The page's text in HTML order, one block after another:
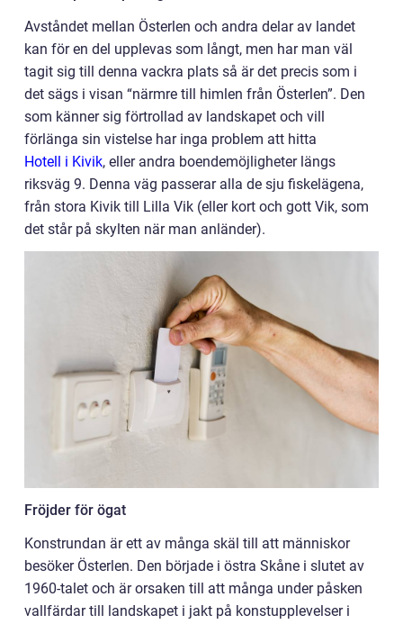
Avståndet mellan Österlen och andra delar av landet
kan för en del upplevas som långt, men har man väl
tagit sig till denna vackra plats så är det precis som i
det sägs i visan “närmre till himlen från Österlen”. Den
som känner sig förtrollad av landskapet och vill
förlänga sin vistelse har inga problem att hitta
Hotell i Kivik, eller andra boendemöjligheter längs
riksväg 9. Denna väg passerar alla de sju fiskelägena,
från stora Kivik till Lilla Vik (eller kort och gott Vik, som
det står på skylten när man anländer).
Fröjder för ögat
Konstrundan är ett av många skäl till att människor
besöker Österlen. Den började i östra Skåne i slutet av
1960-talet och är orsaken till att många under påsken
vallfärdar till landskapet i jakt på konstupplevelser i